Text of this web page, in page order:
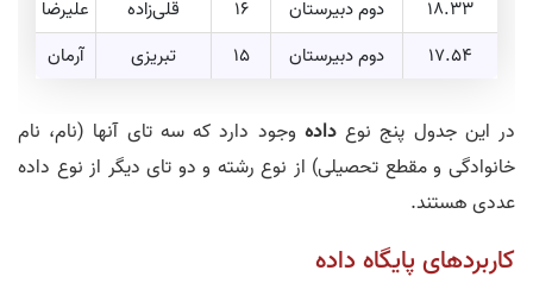
18.33
دوم دبیرستان 16 قلی‌زاده
علیرضا
17.54
دوم دبیرستان 15 تبریزی آرمان
در این جدول پنج نوعداده وجود دارد که سه تای آنها (نام، نام
خانوادگی و مقطع تحصیلی) از نوع رشته و دو تای دیگر از نوع داده
عددی هستند.
کاربردهای پایگاه داده